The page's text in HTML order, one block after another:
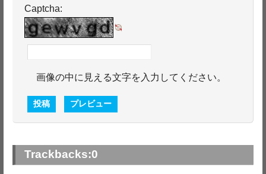
Captcha:
画像の中に見える文字を入力してください。
Trackbacks:0